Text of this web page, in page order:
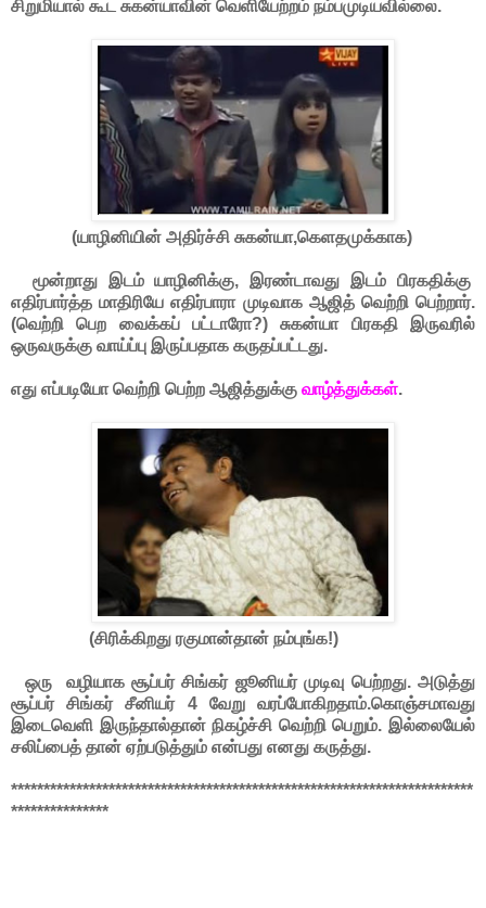
சிறுமியால் கூட சுகன்யாவின் வெளியேற்றம் நம்பமுடியவில்லை.
(யாழினியின் அதிர்ச்சி சுகன்யா,கெளதமுக்காக)
மூன்றாது இடம் யாழினிக்கு, இரண்டாவது இடம் பிரகதிக்கு
எதிர்பார்த்த மாதிரியே எதிர்பாரா முடிவாக ஆஜித் வெற்றி பெற்றார்.
(வெற்றி பெற வைக்கப் பட்டாரோ?) சுகன்யா பிரகதி இருவரில்
ஒருவருக்கு வாய்ப்பு இருப்பதாக கருதப்பட்டது.
எது எப்படியோ வெற்றி பெற்ற ஆஜித்துக்கு வாழ்த்துக்கள்.
(சிரிக்கிறது ரகுமான்தான் நம்புங்க!)
ஒரு வழியாக சூப்பர் சிங்கர் ஜூனியர் முடிவு பெற்றது. அடுத்து
சூப்பர் சிங்கர் சீனியர் 4 வேறு வரப்போகிறதாம்.கொஞ்சமாவது
இடைவெளி இருந்தால்தான் நிகழ்ச்சி வெற்றி பெறும். இல்லையேல்
சலிப்பைத் தான் ஏற்படுத்தும் என்பது எனது கருத்து.
***********************************************************************
***************